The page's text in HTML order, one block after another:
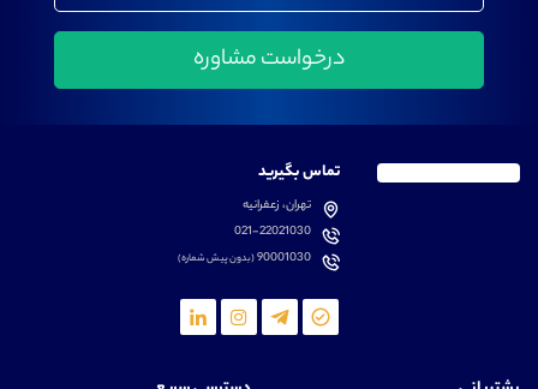
تماس بگیرید
تهران، زعفرانیه
021-22021030
90001030(بدون پیش شماره)